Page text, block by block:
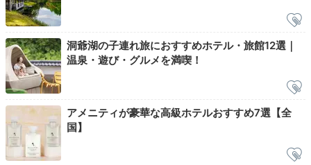
yurions24
チェックアウトが12時だったのでゆっくりと過ごせました。玄関出
たところで写真を撮っていたら、スタッフの方が入り口のところで
洞爺湖の子連れ旅におすすめホテル・旅館12選｜
温泉・遊び・グルメを満喫！
アメニティが豪華な高級ホテルおすすめ7選【全
国】